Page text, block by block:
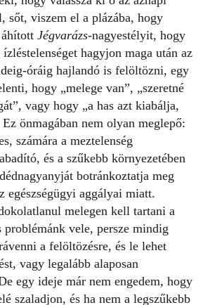
sőt, viszem el a plázába, hogy
Jégvarázs-nagyestélyit, hogy
hagyjon maga után az
óráig hajlandó is felöltözni, egy
hogy „melege van”, „szeretné
vagy hogy „a has azt kiabálja,
önmagában nem olyan meglepő:
számára a meztelenség
és a szűkebb környezetében
botránkoztatja meg
egészségügyi aggályai miatt.
melegen kell tartani a
problémánk vele, persze mindig
a felöltözésre, és le lehet
vagy legalább alaposan
egy ideje már nem engedem, hogy
szaladjon, és ha nem a legszűkebb